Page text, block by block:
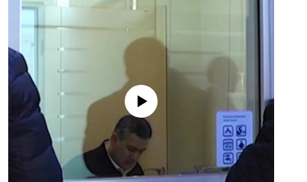
No media source currently available